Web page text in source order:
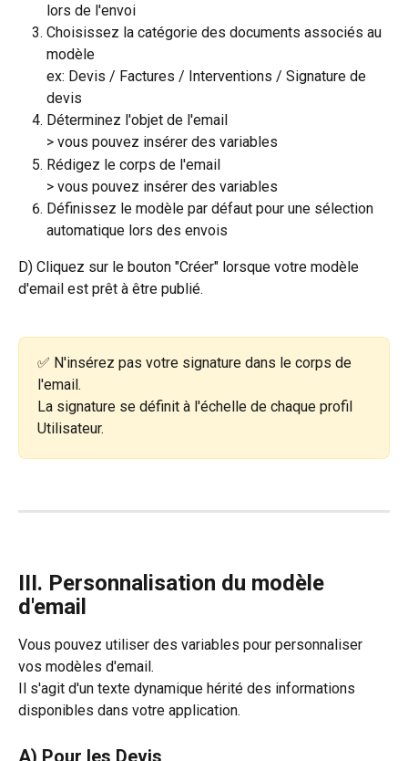
lors de l'envoi
Choisissez la catégorie des documents associés au
modèle
ex: Devis / Factures / Interventions / Signature de
devis
Déterminez l'objet de l'email
> vous pouvez insérer des variables
Rédigez le corps de l'email
> vous pouvez insérer des variables
Définissez le modèle par défaut pour une sélection
automatique lors des envois
D) Cliquez sur le bouton "Créer" lorsque votre modèle
d'email est prêt à être publié.
✅ N'insérez pas votre signature dans le corps de
l'email.
La signature se définit à l'échelle de chaque profil
Utilisateur.
III. Personnalisation du modèle
d'email
Vous pouvez utiliser des variables pour personnaliser
vos modèles d'email.
Il s'agit d'un texte dynamique hérité des informations
disponibles dans votre application.
A) Pour les Devis